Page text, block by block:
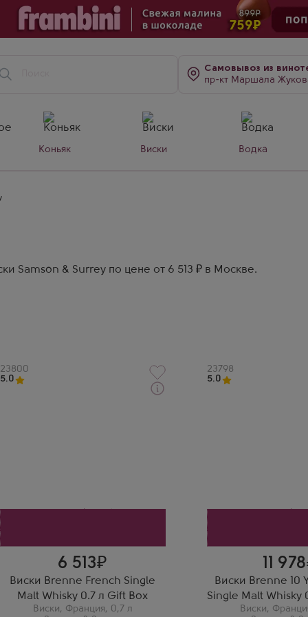
Самовывоз из
пр-кт Маршала Жукова, д.
Коньяк Виски Водка
Samson & Surrey по цене от 6 513 ₽ в Москве.
Артикул
23800
5.0
6 513
Виски Brenne French Single
Malt Whisky 0.7 л Gift Box
Виски, Франция, 0,7 л
своим богатым вкусом.
Артикул
23798
5.0
11 978
Виски Brenne 10
Single Malt Whisky
Виски,
выходных. Мы все